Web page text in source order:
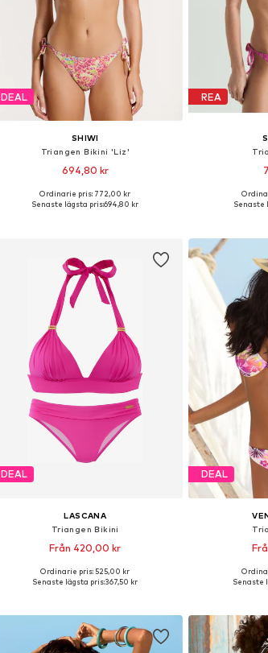
DEAL
SHIWI
Triangen Bikini 'Liz'
694,80 kr
Tillgängliga storlekar: XS, S, L, XL, XXL
Ordinarie pris: 772,00 kr
Senaste lägsta pris:694,80 kr
REA
Senaste
DEAL
LASCANA
Triangen Bikini
Från 420,00 kr
Tillgänglig i många storlekar
Ordinarie pris: 525,00 kr
Senaste lägsta pris:367,50 kr
DEAL
Senaste